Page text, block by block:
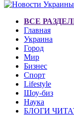
ВСЕ
Главная
Украина
Город
Мир
Бизнес
Спорт
Lifestyle
Шоу-биз
Наука
БЛОГИ